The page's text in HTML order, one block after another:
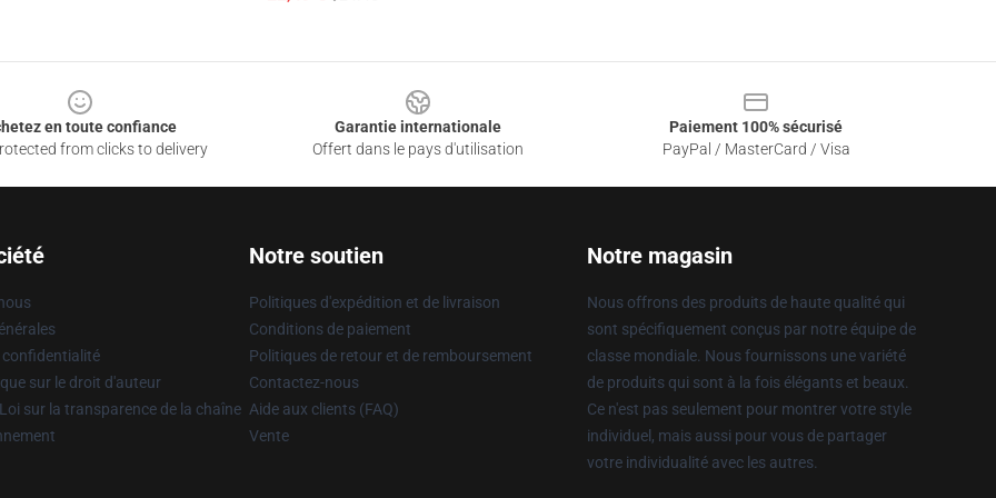
en toute confiance
from clicks to delivery
Garantie internationale
Offert dans le pays d'utilisation
Paiement 100% sécurisé
PayPal / MasterCard / Visa
confidentialité
sur le droit d'auteur
sur la transparence de la chaîne
Notre soutien
Politiques d'expédition et de livraison
Conditions de paiement
Politiques de retour et de remboursement
Contactez-nous
Aide aux clients (FAQ)
Vente
Notre magasin
Nous offrons des produits de haute qualité qui
sont spécifiquement conçus par notre équipe de
classe mondiale. Nous fournissons une variété
de produits qui sont à la fois élégants et beaux.
Ce n'est pas seulement pour montrer votre style
individuel, mais aussi pour vous de partager
votre individualité avec les autres.